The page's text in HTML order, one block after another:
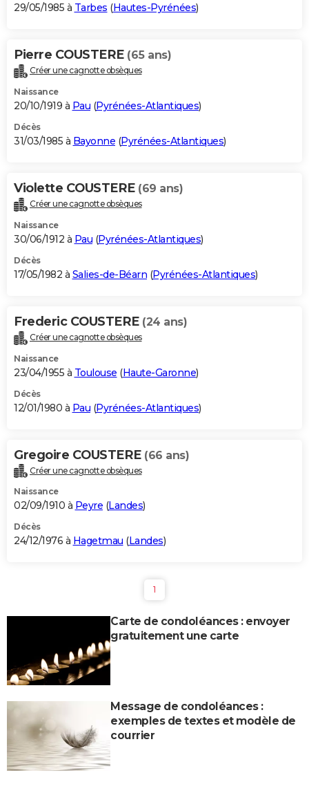
29/05/1985 à Tarbes (Hautes-Pyrénées)
Pierre COUSTERE (65 ans)
Créer une cagnotte obsèques
Naissance
20/10/1919 à Pau (Pyrénées-Atlantiques)
Décès
31/03/1985 à Bayonne (Pyrénées-Atlantiques)
Violette COUSTERE (69 ans)
Créer une cagnotte obsèques
Naissance
30/06/1912 à Pau (Pyrénées-Atlantiques)
Décès
17/05/1982 à Salies-de-Béarn (Pyrénées-Atlantiques)
Frederic COUSTERE (24 ans)
Créer une cagnotte obsèques
Naissance
23/04/1955 à Toulouse (Haute-Garonne)
Décès
12/01/1980 à Pau (Pyrénées-Atlantiques)
Gregoire COUSTERE (66 ans)
Créer une cagnotte obsèques
Naissance
02/09/1910 à Peyre (Landes)
Décès
24/12/1976 à Hagetmau (Landes)
1
Carte de condoléances : envoyer
gratuitement une carte
Message de condoléances :
exemples de textes et modèle de
courrier